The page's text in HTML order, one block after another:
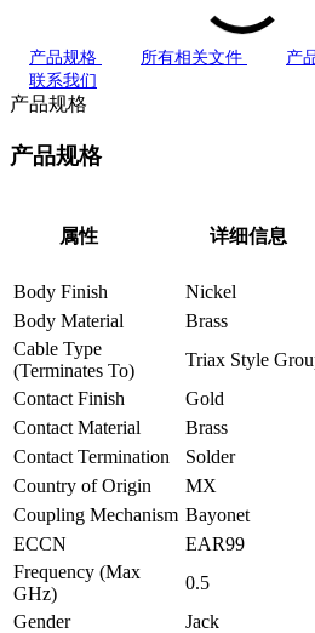
产品规格 所有相关文件 产
联系我们
产品规格
产品规格
属性 详细信息
Body Finish
Nickel
Body Material
Brass
Cable Type
(Terminates To)
Triax Style
Contact Finish
Gold
Contact Material
Brass
Contact Termination
Solder
Country of Origin
MX
Coupling Mechanism Bayonet
ECCN
EAR99
Frequency (Max
GHz)
0.5
Gender
Jack